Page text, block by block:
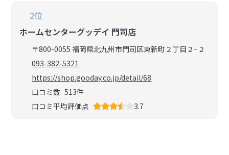
2位
ホームセンターグッデイ 門司店
〒800-0055 福岡県北九州市門司区東新町２丁目２−２
093-382-5321
https://shop.gooday.co.jp/detail/68
口コミ数 513件
口コミ平均評価点
3.7